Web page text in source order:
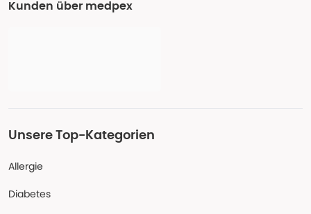
Kunden über medpex
Unsere Top-Kategorien
Allergie
Diabetes